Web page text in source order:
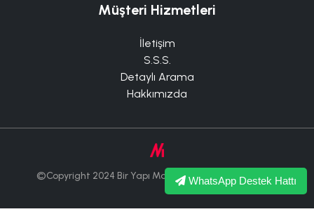
Müşteri Hizmetleri
İletişim
S.S.S.
Detaylı Arama
Hakkımızda
©Copyright 2024 Bir Yapı Market Tüm Hakları Saklıdır.
WhatsApp Destek Hattı